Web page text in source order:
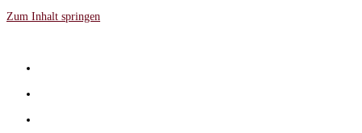
Zum Inhalt springen